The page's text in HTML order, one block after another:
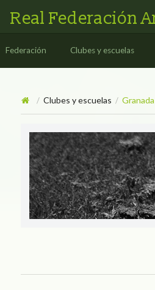
Real Federación
Federación Clubes y escuelas
/ Clubes y escuelas / Granada
Santa Clara Golf
SANTA